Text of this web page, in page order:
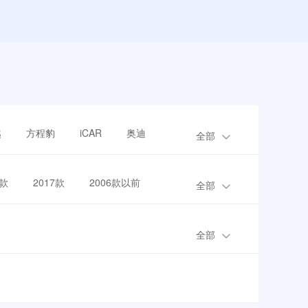
方程豹 iCAR 奥迪 全部
2017款 2006款以前 全部
全部